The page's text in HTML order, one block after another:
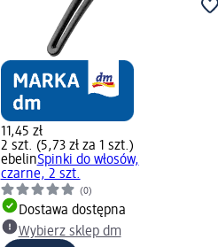
11,45 zł
2 szt. (5,73 zł za 1 szt.)
ebelinSpinki do włosów,
czarne, 2 szt.
(0)
Dostawa dostępna
Wybierz sklep dm